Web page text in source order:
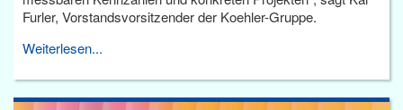
Furler, Vorstandsvorsitzender der Koehler-Gruppe.
Weiterlesen...